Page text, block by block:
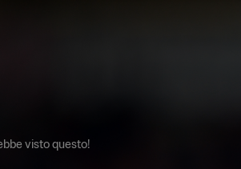
visto questo!